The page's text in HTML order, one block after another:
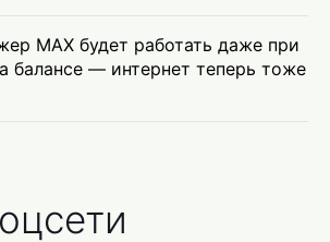
MAX будет работать даже при
балансе — интернет теперь тоже